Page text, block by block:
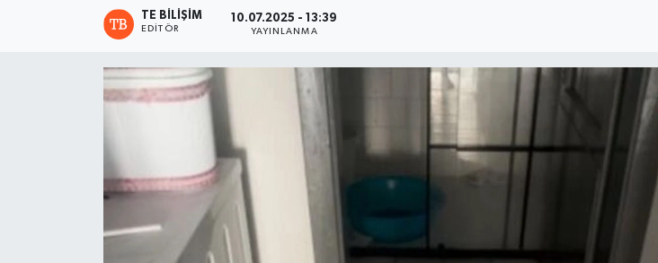
TE BILIŞIM
EDITÖR
10.07.2025 - 13:39
YAYINLANMA
Haber Arşivi